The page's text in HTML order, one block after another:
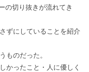
の切り抜きが流れてき
ずにしていることを紹介
ものだった。
かったこと・人に優しく